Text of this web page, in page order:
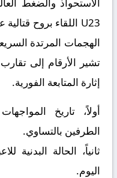
U23 اللقاء بروح
الهجمات المرتدة
تشير الأرقام إلى
إثارة المتابعة الفورية.
أولاً، تاريخ
الطرفين بالتساوي.
ثانياً، الحالة
اليوم.